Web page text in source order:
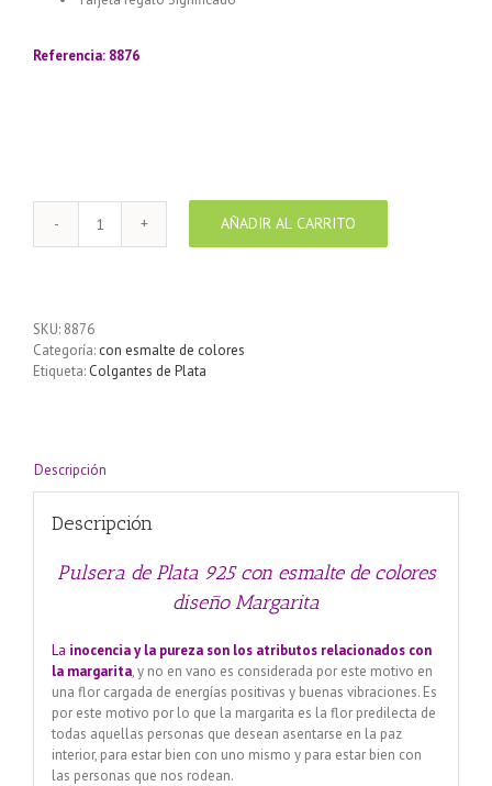
Referencia: 8876
Pulsera
de
de
colores
AÑADIR AL CARRITO
SKU: 8876
Categoría: con esmalte de colores
Etiqueta: Colgantes de Plata
Descripción
Descripción
Pulsera de Plata 925 con esmalte de colores
diseño Margarita
La inocencia y la pureza son los atributos relacionados con
la margarita, y no en vano es considerada por este motivo en
una flor cargada de energías positivas y buenas vibraciones. Es
por este motivo por lo que la margarita es la flor predilecta de
todas aquellas personas que desean asentarse en la paz
interior, para estar bien con uno mismo y para estar bien con
las personas que nos rodean.